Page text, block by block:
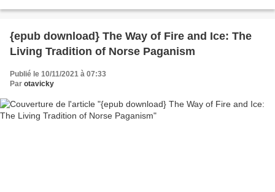
{epub download} The Way of Fire and Ice: The
Living Tradition of Norse Paganism
Publié le 10/11/2021 à 07:33
Par otavicky